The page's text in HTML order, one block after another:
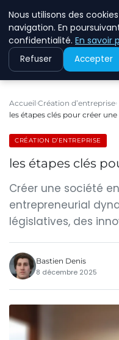
Accueil Création d’entreprise
les étapes clés pour créer
CRÉATION D’ENTREPRISE
les étapes clés
Créer une société
entrepreneurial
législatives, des
Bastien Denis
8 décembre 2025
Nous utilisons des
navigation. En
confidentialité. En savoir
Refuser Accepter